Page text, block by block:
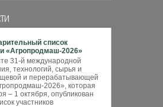
список
«Агропродмаш-2026»
31-й международной
технологий, сырья и
и перерабатывающей
2026», которая
– 1 октября, опубликован
участников